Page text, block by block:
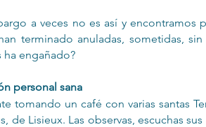
a veces no es así y encontramos
terminado anuladas, sometidas,
ha engañado?
personal sana
tomando un café con varias santas
de Lisieux. Las observas, escuchas